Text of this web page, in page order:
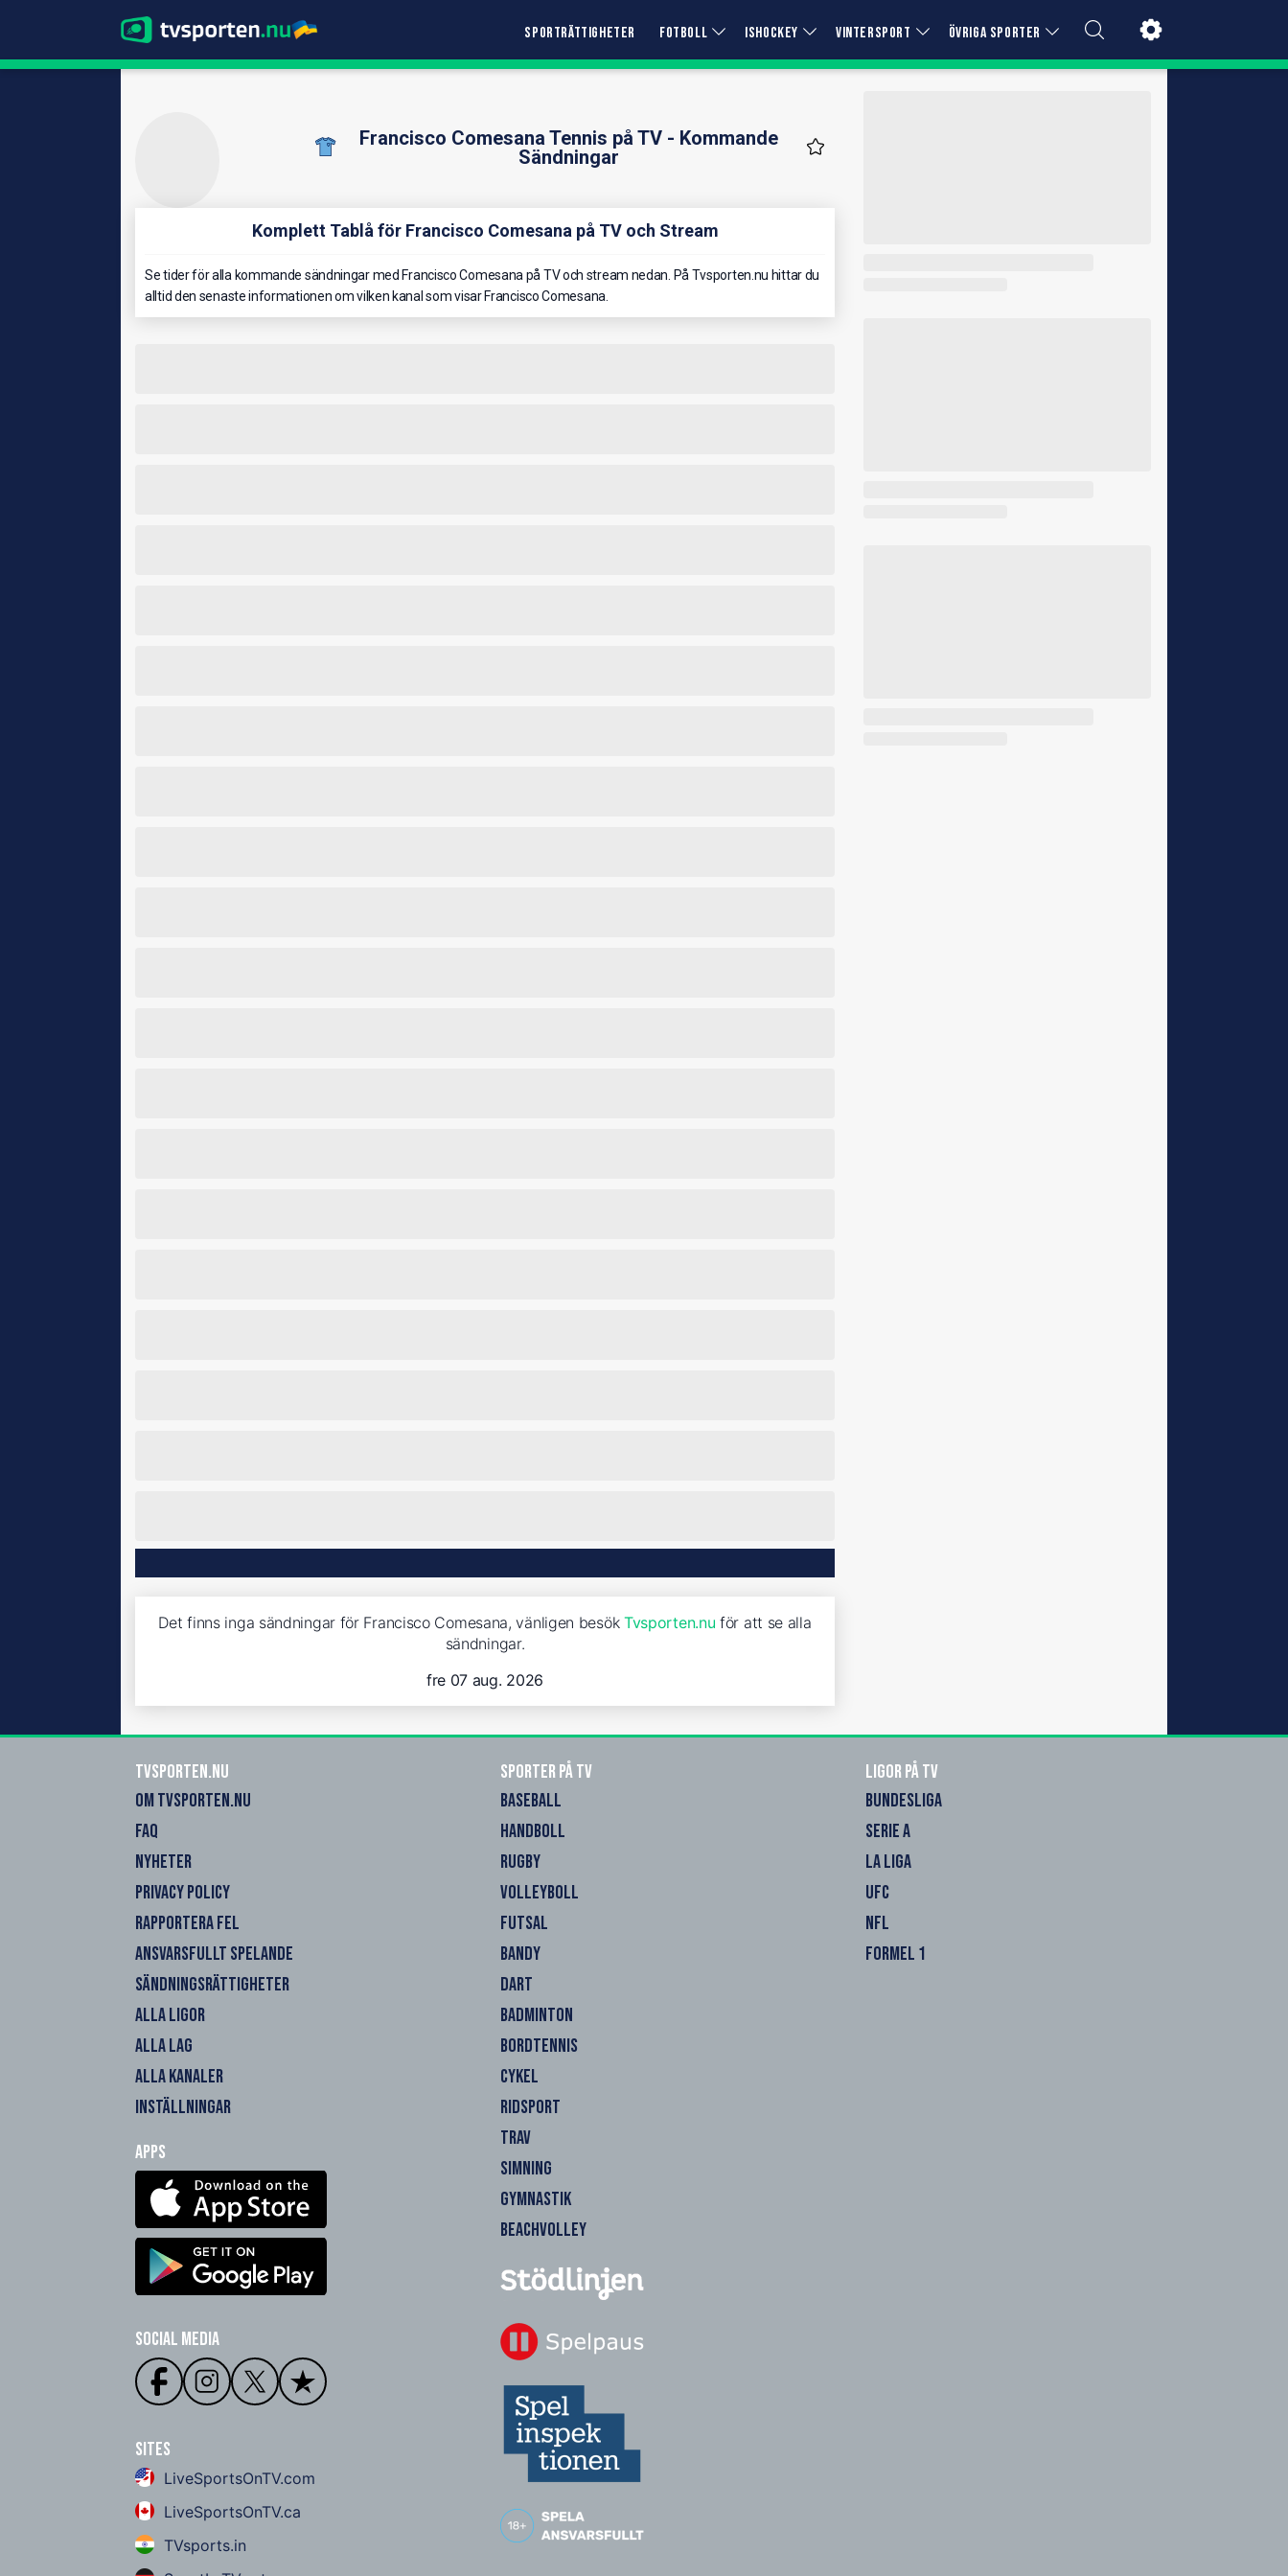
SPORTRÄTTIGHETER FOTBOLL ISHOCKEY VINTERSPORT ÖVRIGA SPORTER
Francisco Comesana Tennis på TV - Kommande
Sändningar
Komplett Tablå för Francisco Comesana på TV och Stream
Se tider för alla kommande sändningar med Francisco Comesana på TV och stream nedan. På Tvsporten.nu hittar du
alltid den senaste informationen om vilken kanal som visar Francisco Comesana.
Det finns inga sändningar för Francisco Comesana, vänligen besök Tvsporten.nu för att se alla
sändningar.
fre 07 aug. 2026
Tvsporten.nu
OM TVSPORTEN.NU
FAQ
NYHETER
PRIVACY POLICY
RAPPORTERA FEL
ANSVARSFULLT SPELANDE
SÄNDNINGSRÄTTIGHETER
ALLA LIGOR
ALLA LAG
ALLA KANALER
INSTÄLLNINGAR
Apps
Social Media
Sites
LiveSportsOnTV.com
LiveSportsOnTV.ca
TVsports.in
Sporter på TV
BASEBALL
HANDBOLL
RUGBY
VOLLEYBOLL
FUTSAL
BANDY
DART
BADMINTON
BORDTENNIS
CYKEL
RIDSPORT
TRAV
SIMNING
GYMNASTIK
BEACHVOLLEY
Ligor på TV
BUNDESLIGA
SERIE A
LA LIGA
UFC
NFL
FORMEL 1